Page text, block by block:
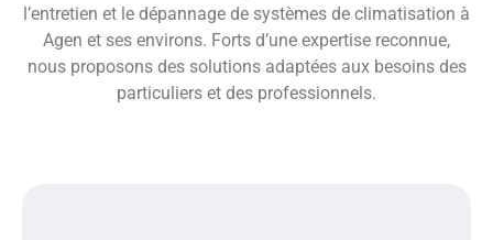
l’entretien et le dépannage de systèmes de climatisation à
Agen et ses environs. Forts d’une expertise reconnue,
nous proposons des solutions adaptées aux besoins des
particuliers et des professionnels.